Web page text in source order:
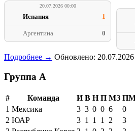
20.07.2026 00:00
Испания 1
Аргентина 0
Подробнее → Обновлено: 20.07.2026
Группа A
# Команда И В Н П МЗ
1 Мексика 3 3 0 0 6 0
2 ЮАР 3 1 1 1 2 3